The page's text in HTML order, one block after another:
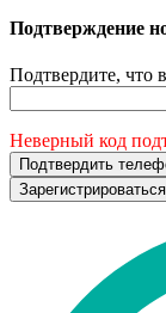
Подтверждение
Подтвердите, что
Неверный код
Подтвердить
Зарегистрироваться